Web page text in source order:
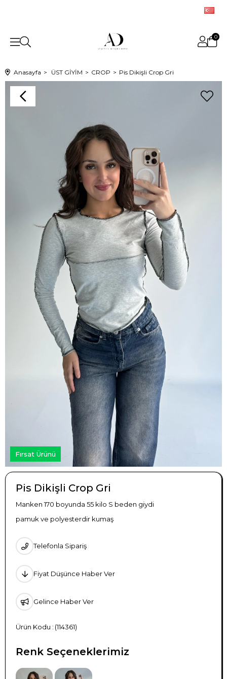
0
Anasayfa ÜST GİYİM CROP Pis Dikişli Crop Gri
Fırsat Ürünü
Pis Dikişli Crop Gri
Manken 170 boyunda 55 kilo S beden giydi
pamuk ve polyesterdir kumaş
Telefonla Sipariş
Fiyat Düşünce Haber Ver
Gelince Haber Ver
(114361)
Renk Seçeneklerimiz
TÜKENDI